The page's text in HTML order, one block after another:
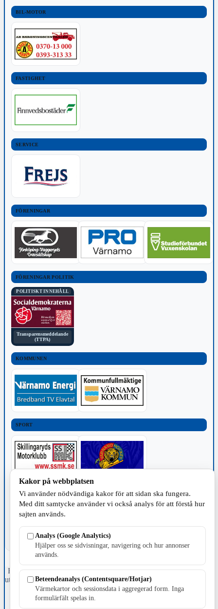
BIL-MOTOR
FASTIGHET
SERVICE
FÖRENINGAR
FÖRENINGAR POLITIK
POLITISKT INNEHÅLL
Transparensmeddelande
(TTPA)
KOMMUNEN
SPORT
TILLVERKNING
Fristående webbtidningsföretag grundat 1991 som sedan 2002 ger
ut tidningen Skillingaryd.nu och 2010 lanserades Värnamo.nu. Från
april 2026 omfattar Skillingaryd.nu tre kommuner: Gnosjö,
Värnamo och Vaggeryds kommun.
Kakor på webbplatsen
Vi använder nödvändiga kakor för att sidan ska fungera.
Med ditt samtycke använder vi också analys för att förstå hur
sajten används.
Analys (Google Analytics)
Hjälper oss se sidvisningar, navigering och hur annonser
används.
Beteendeanalys (Contentsquare/Hotjar)
Värmekartor och sessionsdata i aggregerad form. Inga
formulärfält spelas in.